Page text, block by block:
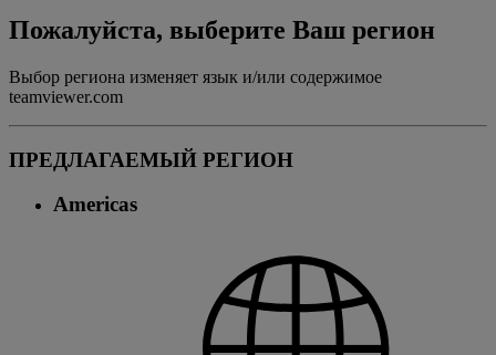
Пожалуйста, выберите Ваш регион
Выбор региона изменяет язык и/или содержимое
teamviewer.com
ПРЕДЛАГАЕМЫЙ РЕГИОН
Americas